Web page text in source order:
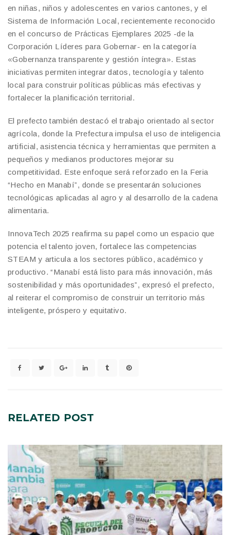
en niñas, niños y adolescentes en varios cantones, y el
Sistema de Información Local, recientemente reconocido
en el concurso de Prácticas Ejemplares 2025 -de la
Corporación Líderes para Gobernar- en la categoría
«Gobernanza transparente y gestión íntegra». Estas
iniciativas permiten integrar datos, tecnología y talento
local para construir políticas públicas más efectivas y
fortalecer la planificación territorial.
El prefecto también destacó el trabajo orientado al sector
agrícola, donde la Prefectura impulsa el uso de inteligencia
artificial, asistencia técnica y herramientas que permiten a
pequeños y medianos productores mejorar su
competitividad. Este enfoque será reforzado en la Feria
“Hecho en Manabí”, donde se presentarán soluciones
tecnológicas aplicadas al agro y al desarrollo de la cadena
alimentaria.
InnovaTech 2025 reafirma su papel como un espacio que
potencia el talento joven, fortalece las competencias
STEAM y articula a los sectores público, académico y
productivo. “Manabí está listo para más innovación, más
sostenibilidad y más oportunidades”, expresó el prefecto,
al reiterar el compromiso de construir un territorio más
inteligente, próspero y equitativo.
RELATED POST